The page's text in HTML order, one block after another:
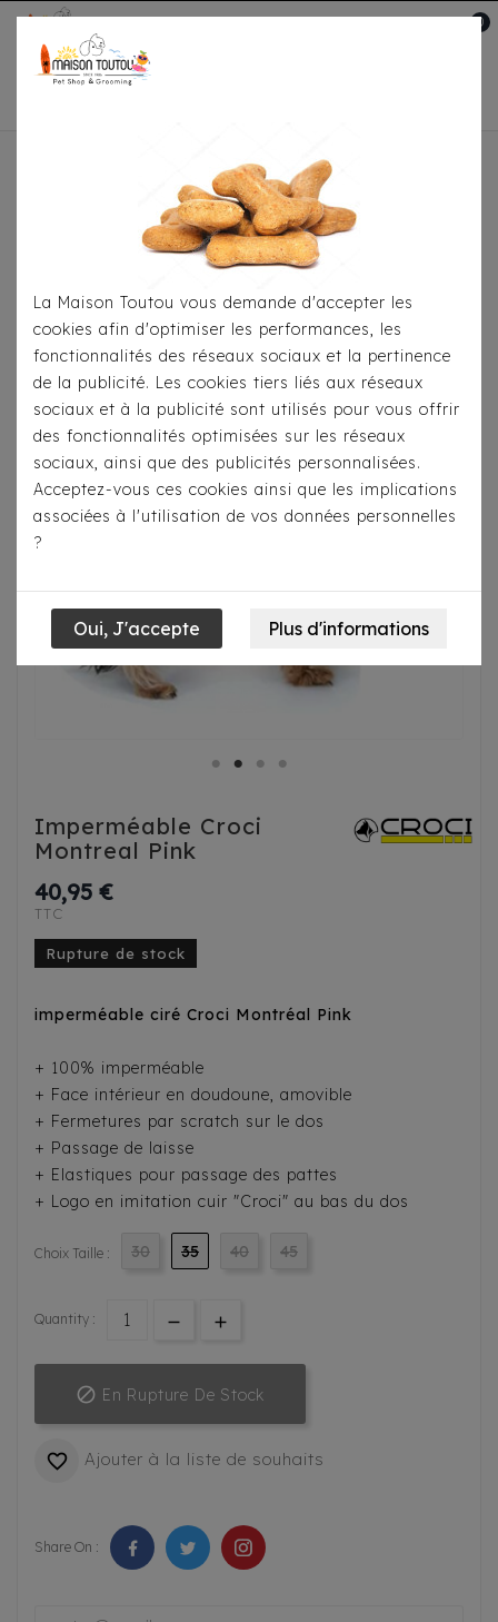
0
Accueil
Pour
Imperméables
Imperméable Croci
Montreal Pink
Imperméable Croci
Montreal Pink
40,95 €
TTC
Rupture de stock
imperméable ciré Croci Montréal Pink
+ 100% imperméable
+ Face intérieur en doudoune, amovible
+ Fermetures par scratch sur le dos
+ Passage de laisse
+ Elastiques pour passage des pattes
+ Logo en imitation cuir "Croci" au bas du dos
Choix Taille : 30 35 40 45
Quantity :
 En Rupture De Stock
 Ajouter à la liste de souhaits
Share On :
La Maison Toutou vous demande d'accepter les
cookies afin d'optimiser les performances, les
fonctionnalités des réseaux sociaux et la pertinence
de la publicité. Les cookies tiers liés aux réseaux
sociaux et à la publicité sont utilisés pour vous offrir
des fonctionnalités optimisées sur les réseaux
sociaux, ainsi que des publicités personnalisées.
Acceptez-vous ces cookies ainsi que les implications
associées à l'utilisation de vos données personnelles
?